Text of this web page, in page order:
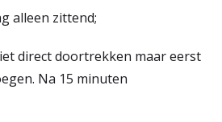
alleen zittend;
direct doortrekken maar eerst
Na 15 minuten